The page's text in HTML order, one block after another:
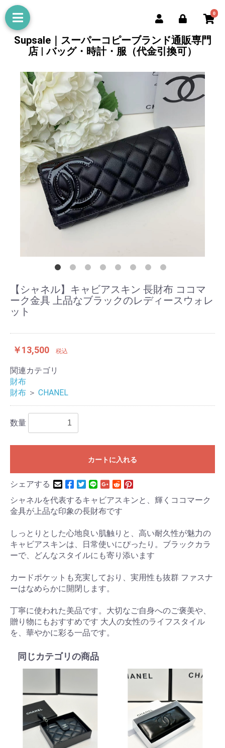
0
Supsale｜スーパーコピーブランド通販専門
店 | バッグ・時計・服（代金引換可）
【シャネル】キャビアスキン 長財布 ココマ
ーク金具 上品なブラックのレディースウォレ
ット
￥13,500 税込
関連カテゴリ
財布
財布 ＞ CHANEL
数量
カートに入れる
シェアする
シャネルを代表するキャビアスキンと、輝くココマーク
金具が上品な印象の長財布です
しっとりとした心地良い肌触りと、高い耐久性が魅力の
キャビアスキンは、日常使いにぴったり。ブラックカラ
ーで、どんなスタイルにも寄り添います
カードポケットも充実しており、実用性も抜群 ファスナ
ーはなめらかに開閉します。
丁寧に使われた美品です。大切なご自身へのご褒美や、
贈り物にもおすすめです 大人の女性のライフスタイル
を、華やかに彩る一品です。
同じカテゴリの商品